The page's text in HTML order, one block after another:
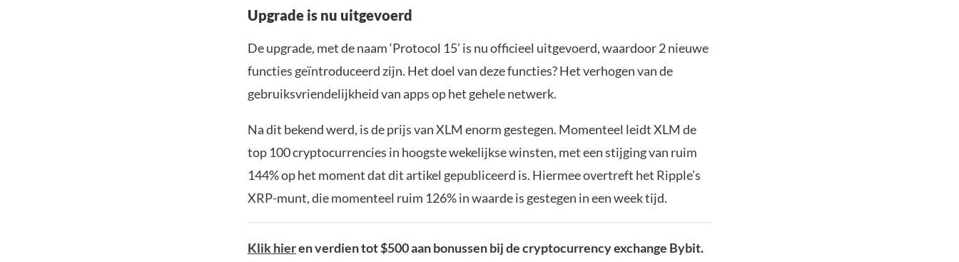
Upgrade is nu uitgevoerd
De upgrade, met de naam ‘Protocol 15’ is nu officieel uitgevoerd, waardoor 2 nieuwe
functies geïntroduceerd zijn. Het doel van deze functies? Het verhogen van de
gebruiksvriendelijkheid van apps op het gehele netwerk.
Na dit bekend werd, is de prijs van XLM enorm gestegen. Momenteel leidt XLM de
top 100 cryptocurrencies in hoogste wekelijkse winsten, met een stijging van ruim
144% op het moment dat dit artikel gepubliceerd is. Hiermee overtreft het Ripple’s
XRP-munt, die momenteel ruim 126% in waarde is gestegen in een week tijd.
Klik hieren verdien tot $500 aan bonussen bij de cryptocurrency exchange Bybit.